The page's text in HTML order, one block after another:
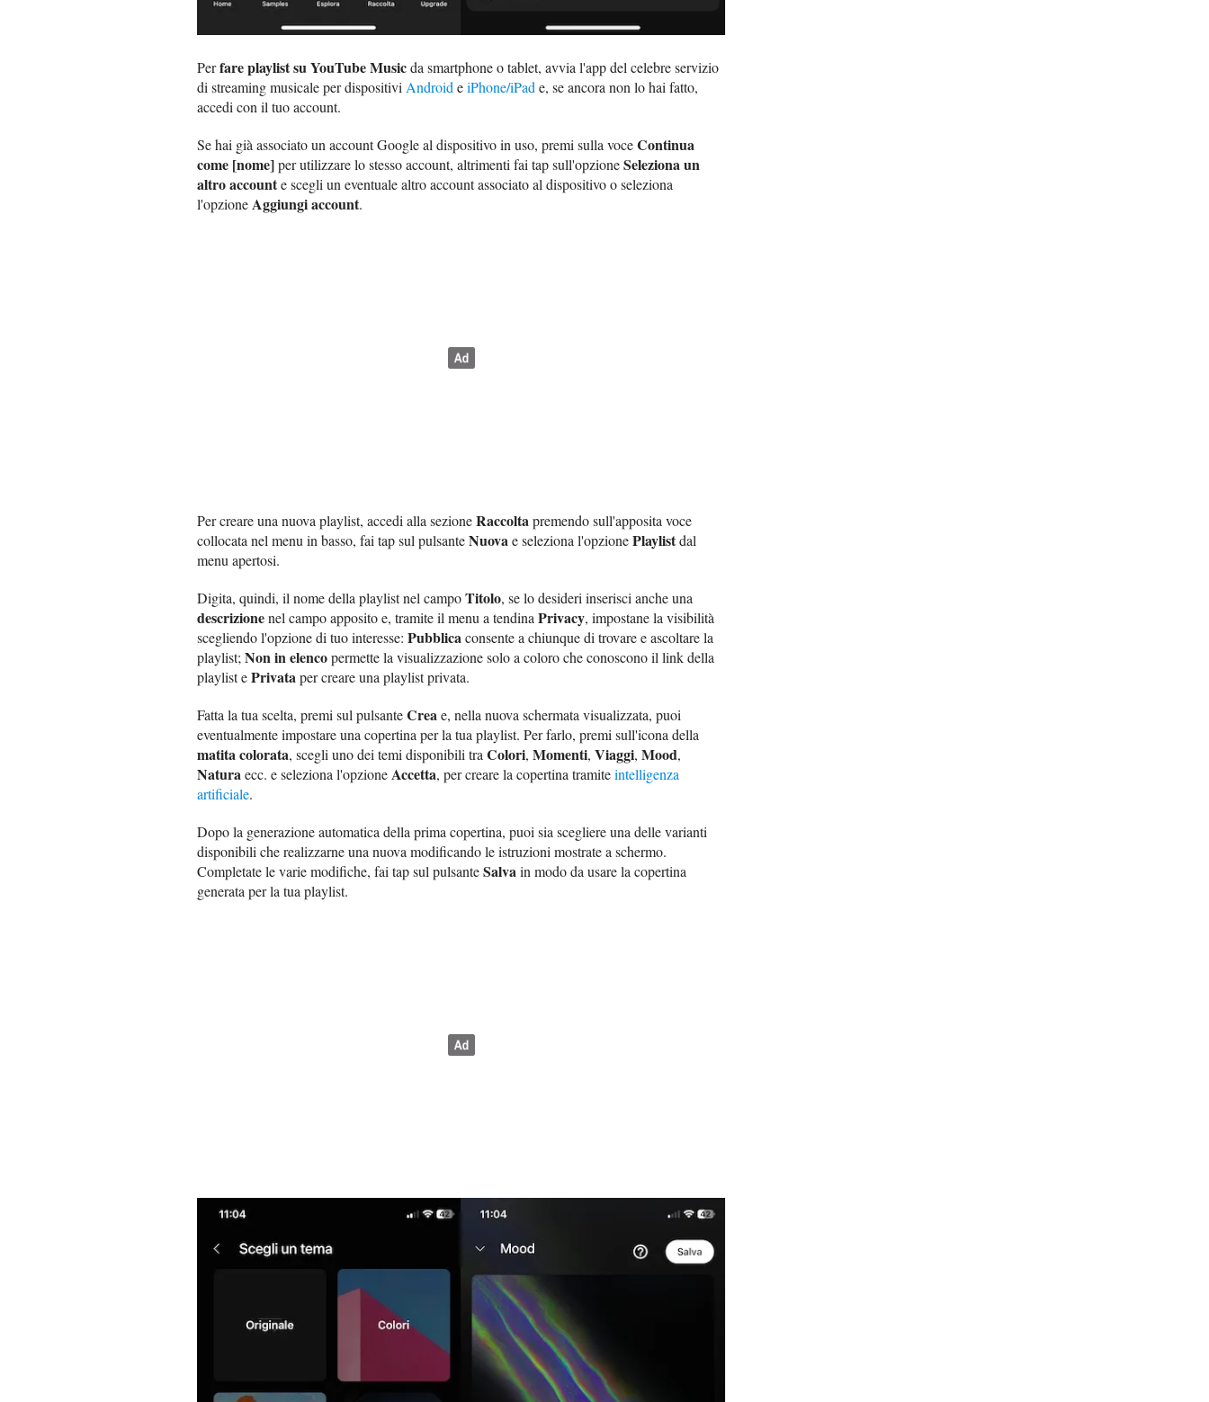
Perfare playlist su YouTube Musicda smartphone o tablet, avvia l'app del celebre servizio
di streaming musicale per dispositivi Android eiPhone/iPad e, se ancora non lo hai fatto,
accedi con il tuo account.
Se hai già associato un account Google al dispositivo in uso, premi sulla voceContinua
come [nome]per utilizzare lo stesso account, altrimenti fai tap sull'opzioneSeleziona un
altro accounte scegli un eventuale altro account associato al dispositivo o seleziona
l'opzioneAggiungi account.
Per creare una nuova playlist, accedi alla sezioneRaccoltapremendo sull'apposita voce
collocata nel menu in basso, fai tap sul pulsanteNuovae seleziona l'opzionePlaylistdal
menu apertosi.
Digita, quindi, il nome della playlist nel campoTitolo, se lo desideri inserisci anche una
descrizionenel campo apposito e, tramite il menu a tendina Privacy, impostane la visibilità
scegliendo l'opzione di tuo interesse: Pubblicaconsente a chiunque di trovare e ascoltare la
playlist; Non in elencopermette la visualizzazione solo a coloro che conoscono il link della
playlist ePrivataper creare una playlist privata.
Fatta la tua scelta, premi sul pulsanteCreae, nella nuova schermata visualizzata, puoi
eventualmente impostare una copertina per la tua playlist. Per farlo, premi sull'icona della
matita colorata, scegli uno dei temi disponibili tra Colori, Momenti, Viaggi, Mood,
Naturaecc. e seleziona l'opzioneAccetta, per creare la copertina tramiteintelligenza
artificiale.
Dopo la generazione automatica della prima copertina, puoi sia scegliere una delle varianti
disponibili che realizzarne una nuova modificando le istruzioni mostrate a schermo.
Completate le varie modifiche, fai tap sul pulsanteSalvain modo da usare la copertina
generata per la tua playlist.